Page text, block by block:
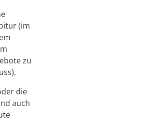
(im
zu
die
auch